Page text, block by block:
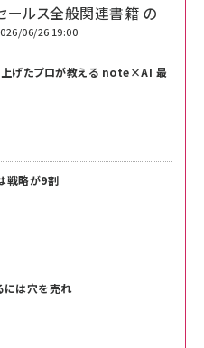
ールス全般関連書籍 の
06/26 19:00
上げたプロが教える note×AI 最
戦略が9割
には穴を売れ